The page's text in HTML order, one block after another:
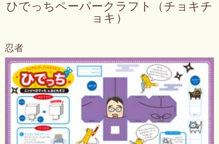
ひでっちペーパークラフト（チョキチ
ョキ）
忍者